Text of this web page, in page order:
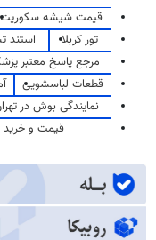
قیمت شیشه سکوریت
تور کربلا
استند
مرجع پاسخ معتبر
قطعات لباسشویی
نمایندگی بوش در
قیمت و